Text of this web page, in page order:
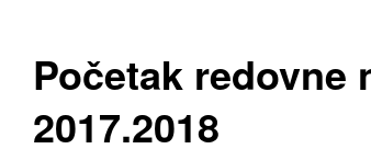
Početak redovne
2017.2018